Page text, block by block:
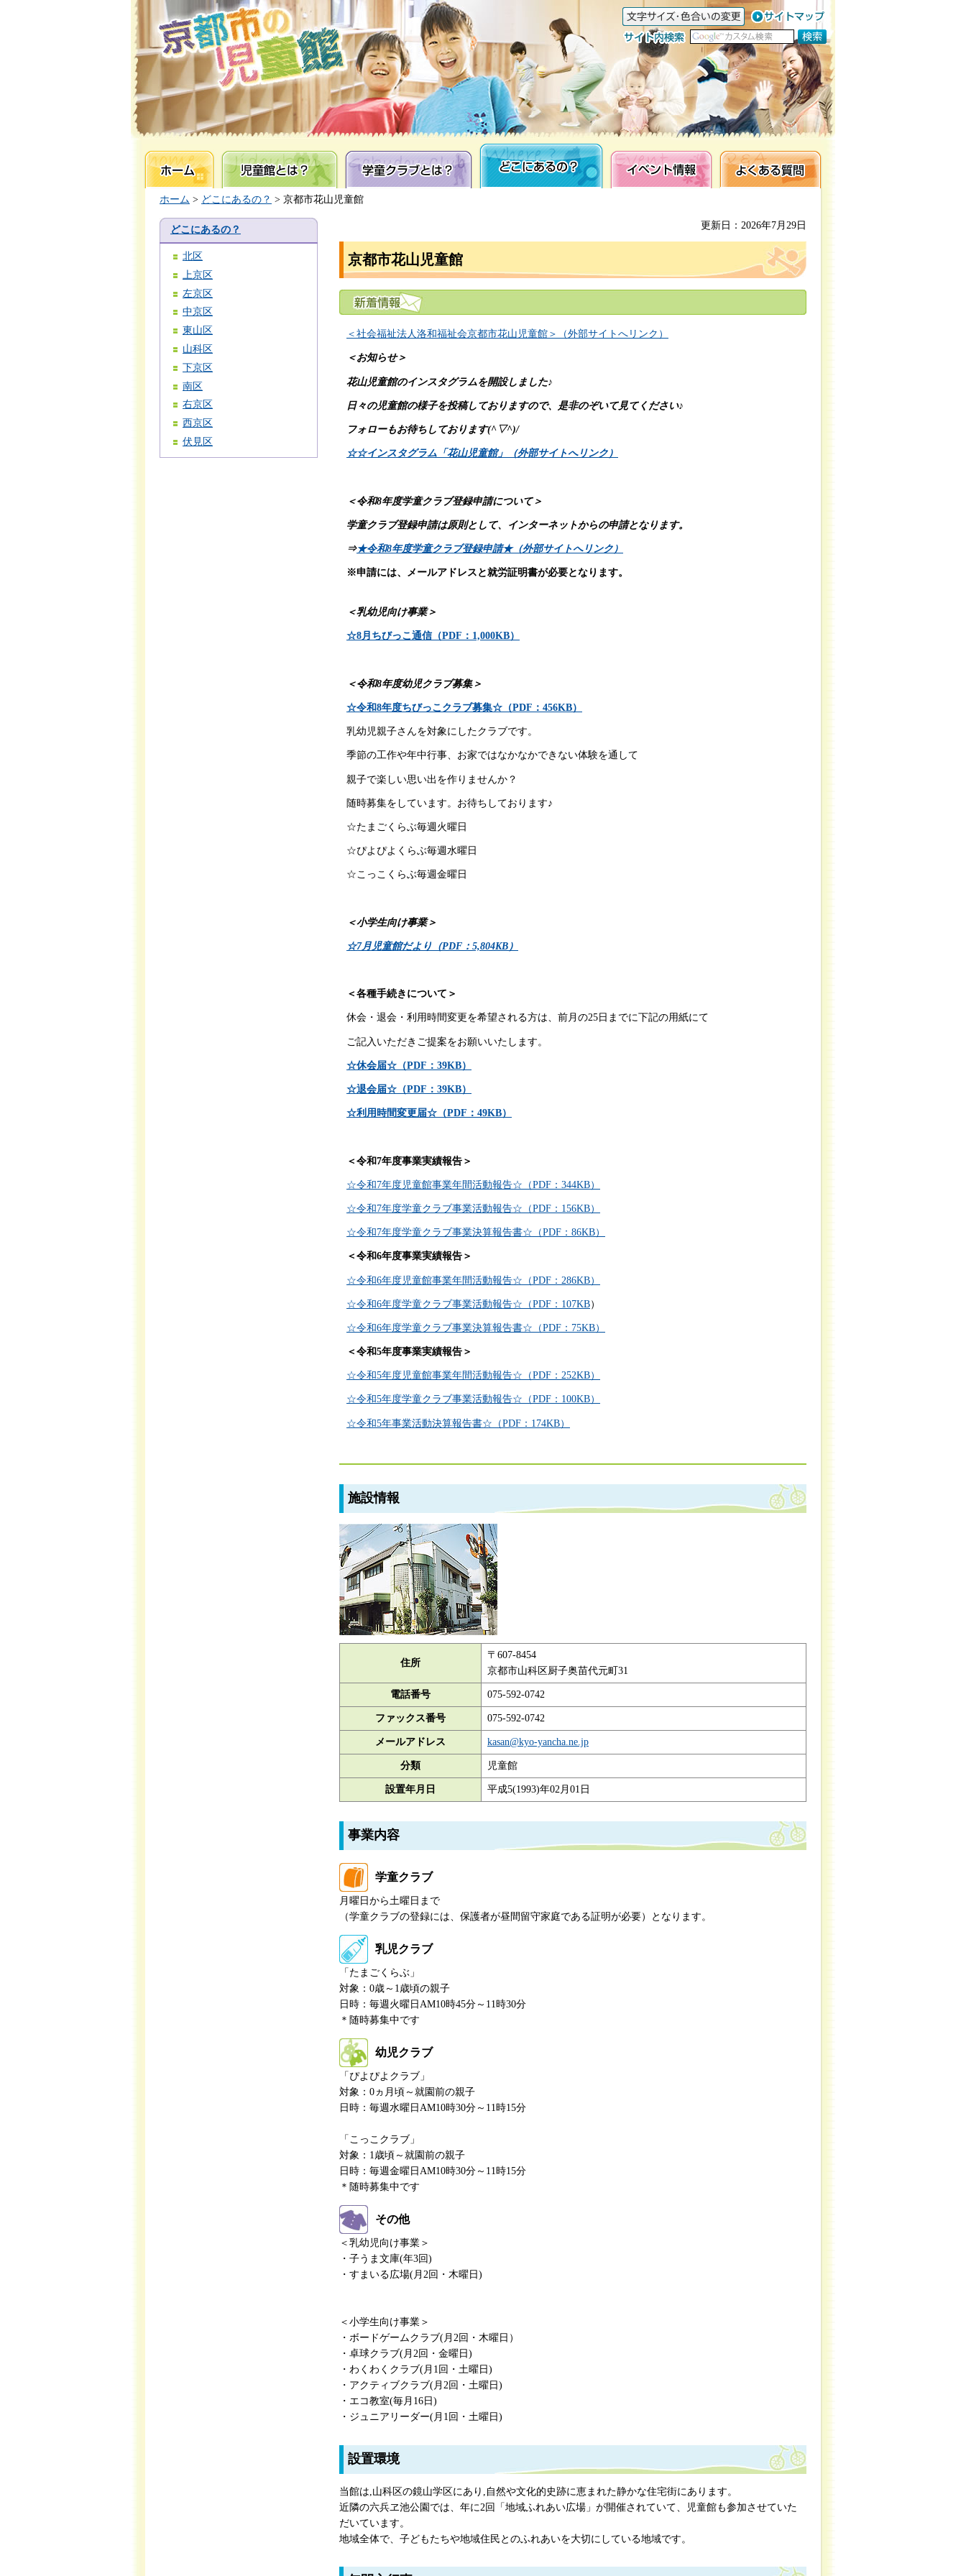
ホーム 児童館とは？ 学童クラブとは？ どこにあるの？ イベント情報 よくある質問
ホーム > どこにあるの？ > 京都市花山児童館
どこにあるの？
北区
上京区
左京区
中京区
東山区
山科区
下京区
南区
右京区
西京区
伏見区
更新日：2026年7月29日
京都市花山児童館
＜社会福祉法人洛和福祉会京都市花山児童館＞（外部サイトへリンク）
＜お知らせ＞
花山児童館のインスタグラムを開設しました♪
日々の児童館の様子を投稿しておりますので、是非のぞいて見てください♪
フォローもお待ちしております(^▽^)/
☆☆インスタグラム「花山児童館」（外部サイトへリンク）
＜令和8年度学童クラブ登録申請について＞
学童クラブ登録申請は原則として、インターネットからの申請となります。
⇒★令和8年度学童ク ラブ登録申請★（外部サイトへリンク）
※申請には、メールアドレスと就労証明書が必要となります。
＜乳幼児向け事業＞
☆8月ちびっこ通信（PDF：1,000KB）
＜令和8年度幼児クラブ募集＞
☆令和8年度ちびっこクラブ募集☆（PDF：456KB）
乳幼児親子さんを対象にしたクラブです。
季節の工作や年中行事、お家ではなかなかできない体験を通して
親子で楽しい思い出を作りませんか？
随時募集をしています。お待ちしております♪
☆たまごくらぶ毎週火曜日
☆ぴよぴよくらぶ毎週水曜日
☆こっこくらぶ毎週金曜日
＜小学生向け事業＞
☆7月児童館だより（PDF：5,804KB）
＜各種手続きについて＞
休会・退会・利用時間変更を希望される方は、前月の25日までに下記の用紙にて
ご記入いただきご提案をお願いいたします。
☆休会届☆（PDF：39KB）
☆退会届☆（PDF：39KB）
☆利用時間変更届☆（PDF：49KB）
＜令和7年度事業実績報告＞
☆令和7年度児童館事業年間活動報告☆（PDF：344KB）
☆令和7年度学童クラブ事業活動報告☆（PDF：156KB）
☆令和7年度学童クラブ事業決算報告書☆（PDF：86KB）
＜令和6年度事業実績報告＞
☆令和6年度児童館事業年間活動報告☆（PDF：286KB）
☆令和6年度学童クラブ事業活動報告☆（PDF：107KB）
☆令和6年度学童クラブ事業決算報告書☆（PDF：75KB）
＜令和5年度事業実績報告＞
☆令和5年度児童館事業年間活動報告☆（PDF：252KB）
☆令和5年度学童クラブ事業活動報告☆（PDF：100KB）
☆令和5年事業活動決算報告書☆（PDF：174KB）
施設情報
住所
〒607-8454
京都市山科区厨子奥苗代元町31
電話番号 075-592-0742
ファックス番号 075-592-0742
メールアドレス kasan@kyo-yancha.ne.jp
分類 児童館
設置年月日 平成5(1993)年02月01日
事業内容
学童クラブ
月曜日から土曜日まで
（学童クラブの登録には、保護者が昼間留守家庭である証明が必要）となります。
乳児クラブ
「たまごくらぶ」
対象：0歳～1歳頃の親子
日時：毎週火曜日AM10時45分～11時30分
＊随時募集中です
幼児クラブ
「ぴよぴよクラブ」
対象：0ヵ月頃～就園前の親子
日時：毎週水曜日AM10時30分～11時15分
「こっこクラブ」
対象：1歳頃～就園前の親子
日時：毎週金曜日AM10時30分～11時15分
＊随時募集中です
その他
＜乳幼児向け事業＞
・子うま文庫(年3回)
・すまいる広場(月2回・木曜日)
＜小学生向け事業＞
・ボードゲームクラブ(月2回・木曜日）
・卓球クラブ(月2回・金曜日)
・わくわくクラブ(月1回・土曜日)
・アクティブクラブ(月2回・土曜日)
・エコ教室(毎月16日)
・ジュニアリーダー(月1回・土曜日)
設置環境
当館は,山科区の鏡山学区にあり,自然や文化的史跡に恵まれた静かな住宅街にあります。
近隣の六兵ヱ池公園では、年に2回「地域ふれあい広場」が開催されていて、児童館も参加させていた
だいています。
地域全体で、子どもたちや地域住民とのふれあいを大切にしている地域です。